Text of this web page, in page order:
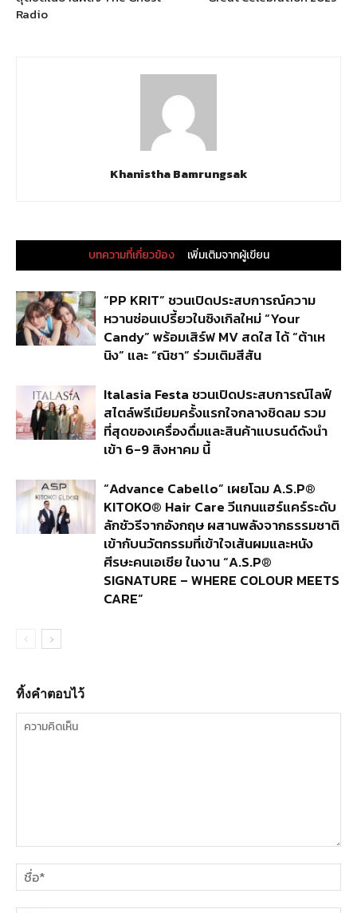
Radio
Khanistha Bamrungsak
บทความที่เกี่ยวข้อง เพิ่มเติมจากผู้เขียน
“PP KRIT” ชวนเปิดประสบการณ์ความ
หวานซ่อนเปรี้ยวในซิงเกิลใหม่ “Your
Candy” พร้อมเสิร์ฟ MV สดใส ได้ “ต้าเห
นิง” และ “ณิชา” ร่วมเติมสีสัน
Italasia Festa ชวนเปิดประสบการณ์ไลฟ์
สไตล์พรีเมียมครั้งแรกใจกลางชิดลม รวม
ที่สุดของเครื่องดื่มและสินค้าแบรนด์ดังนำ
เข้า 6-9 สิงหาคม นี้
“Advance Cabello” เผยโฉม A.S.P®
KITOKO® Hair Care วีแกนแฮร์แคร์ระดับ
ลักชัวรีจากอังกฤษ ผสานพลังจากธรรมชาติ
เข้ากับนวัตกรรมที่เข้าใจเส้นผมและหนัง
ศีรษะคนเอเชีย ในงาน “A.S.P®
SIGNATURE – WHERE COLOUR MEETS
CARE”
ทิ้งคำตอบไว้